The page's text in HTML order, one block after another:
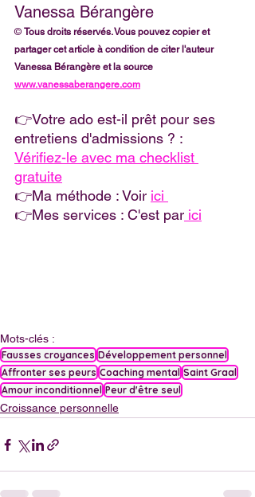
Vanessa Bérangère
© Tous droits réservés. Vous pouvez copier et
partager cet article à condition de citer l'auteur
Vanessa Bérangère et la source
www.vanessaberangere.com
👉Votre ado est-il prêt pour ses
entretiens d'admissions ? :
Vérifiez-le avec ma checklist
gratuite
👉Ma méthode : Voir ici
👉Mes services : C'est par ici
Mots-clés :
Fausses croyances Développement personnel
Affronter ses peurs Coaching mental Saint Graal
Amour inconditionnel Peur d'être seul
Croissance personnelle